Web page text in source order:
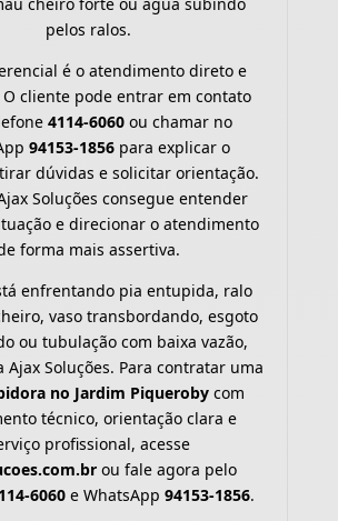
cheiro forte ou água subindo
pelos ralos.
é o atendimento direto e
cliente pode entrar em contato
4114-6060ou chamar no
94153-1856para explicar o
dúvidas e solicitar orientação.
Soluções consegue entender
e direcionar o atendimento
forma mais assertiva.
enfrentando pia entupida, ralo
vaso transbordando, esgoto
ou tubulação com baixa vazão,
Ajax Soluções. Para contratar uma
no Jardim Piquerobycom
técnico, orientação clara e
profissional, acesse
ou fale agora pelo
6060e WhatsApp 94153-1856.